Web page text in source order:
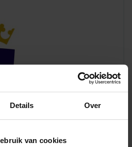
Details Over
van cookies